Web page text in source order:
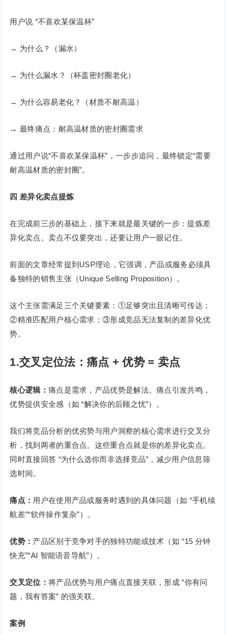
用户说 “不喜欢某保温杯”
→ 为什么？（漏水）
→ 为什么漏水？（杯盖密封圈老化）
→ 为什么容易老化？（材质不耐高温）
→ 最终痛点：耐高温材质的密封圈需求
通过用户说“不喜欢某保温杯”，一步步追问，最终锁定“需要
耐高温材质的密封圈”。
四 差异化卖点提炼
在完成前三步的基础上，接下来就是最关键的一步：提炼差
异化卖点。卖点不仅要突出，还要让用户一眼记住。
前面的文章经常提到USP理论，它强调，产品或服务必须具
备独特的销售主张（Unique Selling Proposition）。
这个主张需满足三个关键要素：①足够突出且清晰可传达；
②精准匹配用户核心需求；③形成竞品无法复制的差异化优
势。
1.交叉定位法：痛点 + 优势 = 卖点
核心逻辑： 痛点是需求，产品优势是解法。痛点引发共鸣，
优势提供安全感（如 “解决你的后顾之忧”）。
我们将竞品分析的优劣势与用户洞察的核心需求进行交叉分
析，找到两者的重合点。这些重合点就是你的差异化卖点。
同时直接回答 “为什么选你而非选择竞品”，减少用户信息筛
选时间。
痛点： 用户在使用产品或服务时遇到的具体问题（如 “手机续
航差”“软件操作复杂”）。
优势： 产品区别于竞争对手的独特功能或技术（如 “15 分钟
快充”“AI 智能语音导航”）。
交叉定位： 将产品优势与用户痛点直接关联，形成 “你有问
题，我有答案” 的强关联。
案例